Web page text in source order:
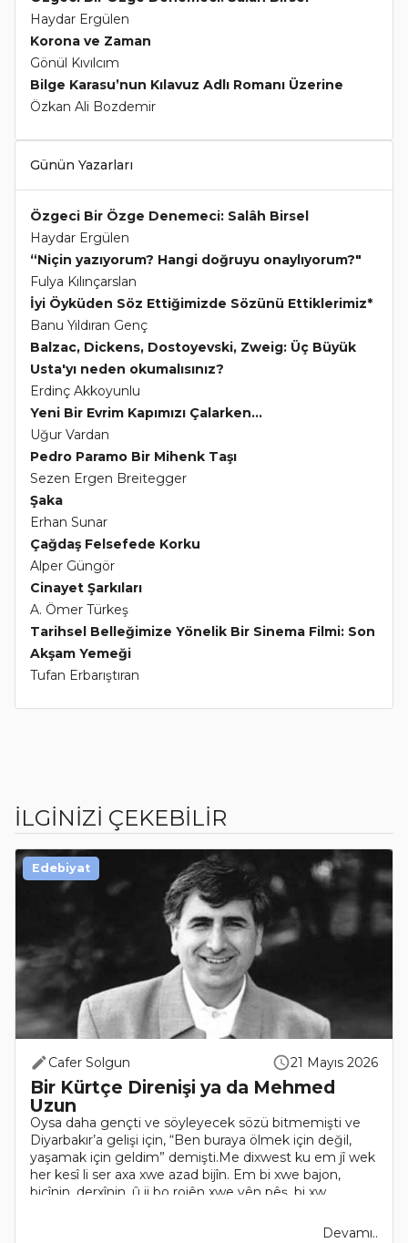
Haydar Ergülen
Korona ve Zaman
Gönül Kıvılcım
Bilge Karasu’nun Kılavuz Adlı Romanı Üzerine
Özkan Ali Bozdemir
Günün Yazarları
Özgeci Bir Özge Denemeci: Salâh Birsel
Haydar Ergülen
“Niçin yazıyorum? Hangi doğruyu onaylıyorum?"
Fulya Kılınçarslan
İyi Öyküden Söz Ettiğimizde Sözünü Ettiklerimiz*
Banu Yıldıran Genç
Balzac, Dickens, Dostoyevski, Zweig: Üç Büyük
Usta'yı neden okumalısınız?
Erdinç Akkoyunlu
Yeni Bir Evrim Kapımızı Çalarken...
Uğur Vardan
Pedro Paramo Bir Mihenk Taşı
Sezen Ergen Breitegger
Şaka
Erhan Sunar
Çağdaş Felsefede Korku
Alper Güngör
Cinayet Şarkıları
A. Ömer Türkeş
Tarihsel Belleğimize Yönelik Bir Sinema Filmi: Son
Akşam Yemeği
Tufan Erbarıştıran
İLGİNİZİ ÇEKEBİLİR
Cafer Solgun 21 Mayıs 2026
Bir Kürtçe Direnişi ya da Mehmed
Uzun
Oysa daha gençti ve söyleyecek sözü bitmemişti ve
Diyarbakır’a gelişi için, “Ben buraya ölmek için değil,
yaşamak için geldim” demişti.Me dixwest ku em jî wek
her kesî li ser axa xwe azad bijîn. Em bi xwe bajon,
biçînin, derxînin, û ji bo rojên xwe yên pêş, bi xw..
Devamı..
Edebiyat